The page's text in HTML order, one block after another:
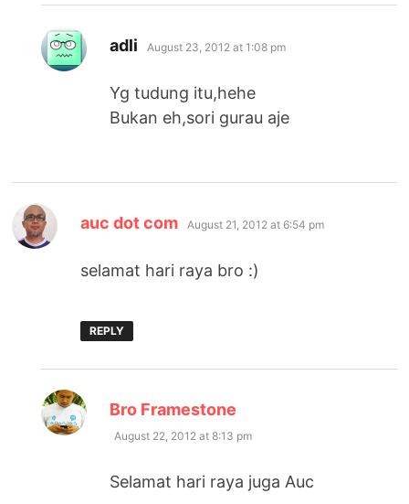
adli says:
August 23, 2012 at 1:08 pm
Yg tudung itu,hehe
Bukan eh,sori gurau aje
auc dot com says:
August 21, 2012 at 6:54 pm
selamat hari raya bro :)
REPLY
Bro Framestone
August 22, 2012 at 8:13 pm
Selamat hari raya juga Auc